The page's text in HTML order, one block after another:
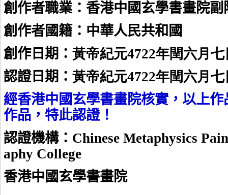
創作者職業：香港中國玄學書畫院副
創作者國籍：中華人民共和國
創作日期： 黃帝紀元4722年閏六月七
認證日期： 黃帝紀元4722年閏六月七
經香港中國玄學書畫院核實，以上
作品，特此認證！
認證機構： Chinese Metaphysics
aphy College
香港中國玄學書畫院